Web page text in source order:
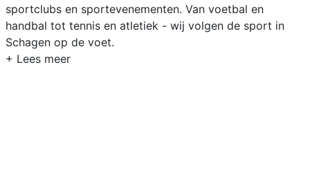
sportclubs en sportevenementen. Van voetbal en
handbal tot tennis en atletiek - wij volgen de sport in
Schagen op de voet.